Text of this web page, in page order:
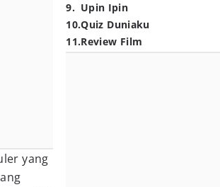
yang
9. Upin Ipin
10.Quiz Duniaku
11.Review Film